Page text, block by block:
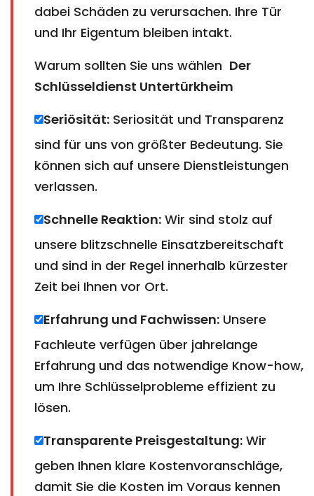
dabei Schäden zu verursachen. Ihre Tür
und Ihr Eigentum bleiben intakt.
Warum sollten Sie uns wählen Der
Schlüsseldienst Untertürkheim
Seriösität: Seriosität und Transparenz
sind für uns von größter Bedeutung. Sie
können sich auf unsere Dienstleistungen
verlassen.
Schnelle Reaktion: Wir sind stolz auf
unsere blitzschnelle Einsatzbereitschaft
und sind in der Regel innerhalb kürzester
Zeit bei Ihnen vor Ort.
Erfahrung und Fachwissen: Unsere
Fachleute verfügen über jahrelange
Erfahrung und das notwendige Know-how,
um Ihre Schlüsselprobleme effizient zu
lösen.
Transparente Preisgestaltung: Wir
geben Ihnen klare Kostenvoranschläge,
damit Sie die Kosten im Voraus kennen